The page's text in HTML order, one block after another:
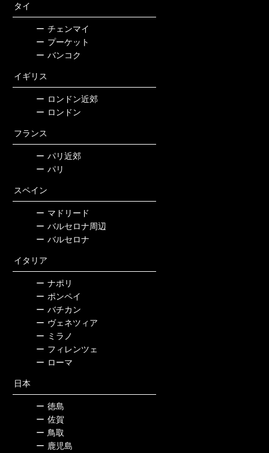
タイ
ー チェンマイ
ー プーケット
ー バンコク
イギリス
ー ロンドン近郊
ー ロンドン
フランス
ー パリ近郊
ー パリ
スペイン
ー マドリード
ー バルセロナ周辺
ー バルセロナ
イタリア
ー ナポリ
ー ポンペイ
ー バチカン
ー ヴェネツィア
ー ミラノ
ー フィレンツェ
ー ローマ
日本
ー 徳島
ー 佐賀
ー 鳥取
ー 鹿児島